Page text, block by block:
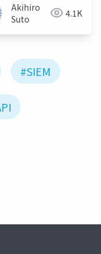
Akihiro
Suto
4.1K
#SIEM